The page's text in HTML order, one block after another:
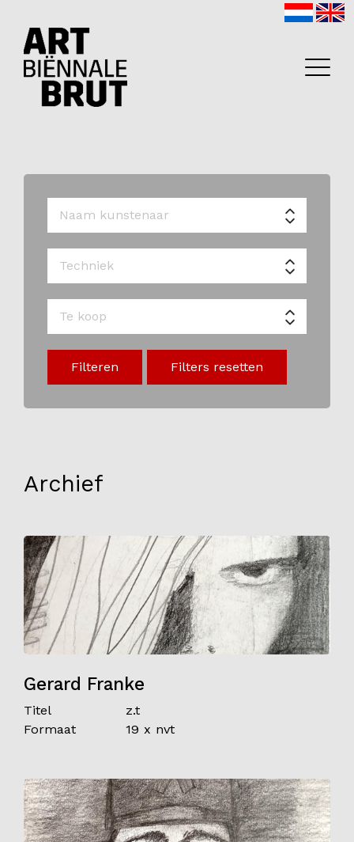
Home
Exposanten
2026
Programma
Over ons
Art Brut
Nieuws
ANBI
Fotoalbums
Partners
Contact
Filteren Filters resetten
Archief
Gerard Franke
Titel
z.t
Formaat
19 x nvt